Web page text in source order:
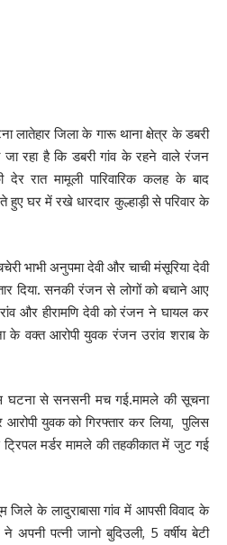
लातेहार जिला के गारू थाना क्षेत्र के डबरी
जा रहा है कि डबरी गांव के रहने वाले रंजन
रात मामूली पारिवारिक कलह के बाद
हुए घर में रखे धारदार कुल्हाड़ी से परिवार के
भाभी अनुपमा देवी और चाची मंसूरिया देवी
दिया. सनकी रंजन से लोगों को बचाने आए
और हीरामणि देवी को रंजन ने घायल कर
के वक्त आरोपी युवक रंजन उरांव शराब के
घटना से सनसनी मच गई.मामले की सूचना
युवक को गिरफ्तार कर लिया, पुलिस
मर्डर मामले की तहकीकात में जुट गई
के लादुराबासा गांव में आपसी विवाद के
अपनी पत्नी जानो बुदिउली, 5 वर्षीय बेटी